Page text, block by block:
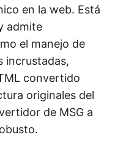
en la web. Está
admite
el manejo de
incrustadas,
convertido
originales del
de MSG a